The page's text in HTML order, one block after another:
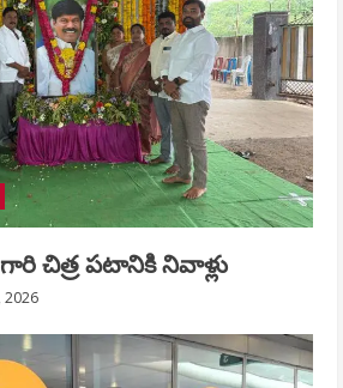
గారి చిత్ర పటానికి నివాళ్లు
2026